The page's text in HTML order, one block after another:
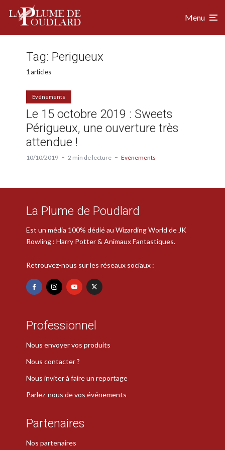
Menu
Tag: Perigueux
1 articles
Evénements
Le 15 octobre 2019 : Sweets
Périgueux, une ouverture très
attendue !
10/10/2019 2 min de lecture Evénements
La Plume de Poudlard
Est un média 100% dédié au Wizarding World de JK
Rowling : Harry Potter & Animaux Fantastiques.
Retrouvez-nous sur les réseaux sociaux :
Professionnel
Nous envoyer vos produits
Nous contacter ?
Nous inviter à faire un reportage
Parlez-nous de vos événements
Partenaires
Nos partenaires